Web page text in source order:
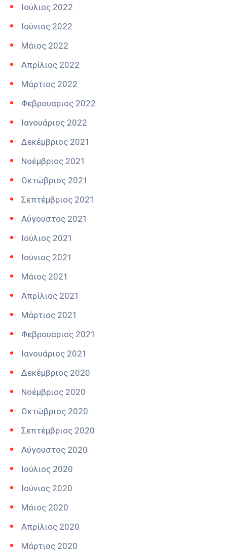
Ιούλιος 2022
Ιούνιος 2022
Μάιος 2022
Απρίλιος 2022
Μάρτιος 2022
Φεβρουάριος 2022
Ιανουάριος 2022
Δεκέμβριος 2021
Νοέμβριος 2021
Οκτώβριος 2021
Σεπτέμβριος 2021
Αύγουστος 2021
Ιούλιος 2021
Ιούνιος 2021
Μάιος 2021
Απρίλιος 2021
Μάρτιος 2021
Φεβρουάριος 2021
Ιανουάριος 2021
Δεκέμβριος 2020
Νοέμβριος 2020
Οκτώβριος 2020
Σεπτέμβριος 2020
Αύγουστος 2020
Ιούλιος 2020
Ιούνιος 2020
Μάιος 2020
Απρίλιος 2020
Μάρτιος 2020